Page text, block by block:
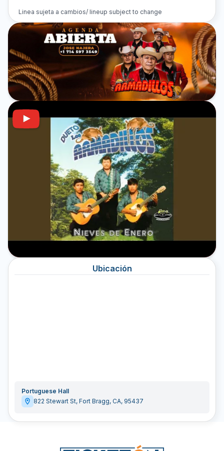
Linea sujeta a cambios/ lineup subject to change
Ubicación
Portuguese Hall
822 Stewart St, Fort Bragg, CA, 95437